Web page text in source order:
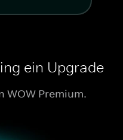
ein Upgrade
WOW Premium.